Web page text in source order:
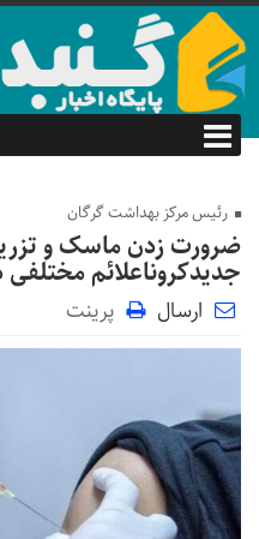
رئیس مرکز بهداشت گرگان
ضرورت زدن ماسک و
جدیدکروناعلائم مختلفی
ارسال پرینت